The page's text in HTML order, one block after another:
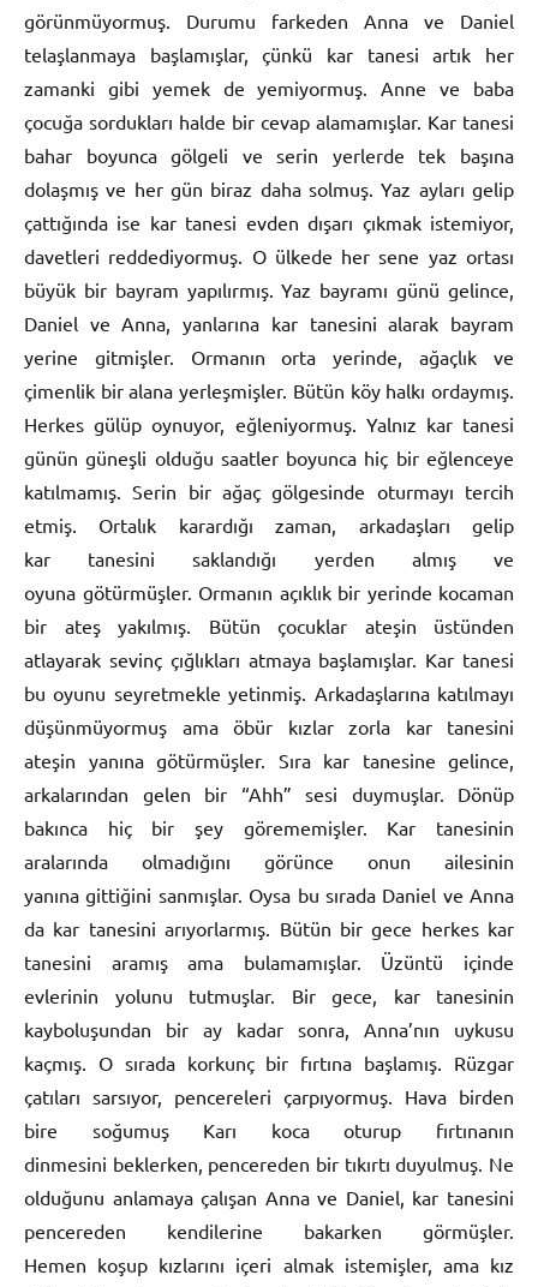
görünmüyormuş. Durumu farkeden Anna ve Daniel
telaşlanmaya başlamışlar, çünkü kar tanesi artık her
zamanki gibi yemek de yemiyormuş. Anne ve baba
çocuğa sordukları halde bir cevap alamamışlar. Kar tanesi
bahar boyunca gölgeli ve serin yerlerde tek başına
dolaşmış ve her gün biraz daha solmuş. Yaz ayları gelip
çattığında ise kar tanesi evden dışarı çıkmak istemiyor,
davetleri reddediyormuş. O ülkede her sene yaz ortası
büyük bir bayram yapılırmış. Yaz bayramı günü gelince,
Daniel ve Anna, yanlarına kar tanesini alarak bayram
yerine gitmişler. Ormanın orta yerinde, ağaçlık ve
çimenlik bir alana yerleşmişler. Bütün köy halkı ordaymış.
Herkes gülüp oynuyor, eğleniyormuş. Yalnız kar tanesi
günün güneşli olduğu saatler boyunca hiç bir eğlenceye
katılmamış. Serin bir ağaç gölgesinde oturmayı tercih
etmiş. Ortalık karardığı zaman, arkadaşları gelip
kar tanesini saklandığı yerden almış ve
oyuna götürmüşler. Ormanın açıklık bir yerinde kocaman
bir ateş yakılmış. Bütün çocuklar ateşin üstünden
atlayarak sevinç çığlıkları atmaya başlamışlar. Kar tanesi
bu oyunu seyretmekle yetinmiş. Arkadaşlarına katılmayı
düşünmüyormuş ama öbür kızlar zorla kar tanesini
ateşin yanına götürmüşler. Sıra kar tanesine gelince,
arkalarından gelen bir “Ahh” sesi duymuşlar. Dönüp
bakınca hiç bir şey görememişler. Kar tanesinin
aralarında olmadığını görünce onun ailesinin
yanına gittiğini sanmışlar. Oysa bu sırada Daniel ve Anna
da kar tanesini arıyorlarmış. Bütün bir gece herkes kar
tanesini aramış ama bulamamışlar. Üzüntü içinde
evlerinin yolunu tutmuşlar. Bir gece, kar tanesinin
kayboluşundan bir ay kadar sonra, Anna’nın uykusu
kaçmış. O sırada korkunç bir fırtına başlamış. Rüzgar
çatıları sarsıyor, pencereleri çarpıyormuş. Hava birden
bire soğumuş Karı koca oturup fırtınanın
dinmesini beklerken, pencereden bir tıkırtı duyulmuş. Ne
olduğunu anlamaya çalışan Anna ve Daniel, kar tanesini
pencereden kendilerine bakarken görmüşler.
Hemen koşup kızlarını içeri almak istemişler, ama kız